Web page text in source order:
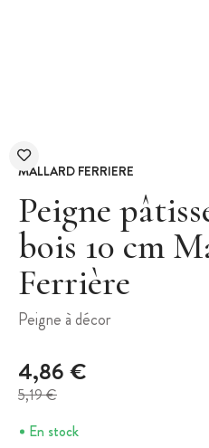
MALLARD FERRIERE
Peigne
bois 10 cm
Ferrière
Peigne à décor
4,86 €
5,19 €
En stock